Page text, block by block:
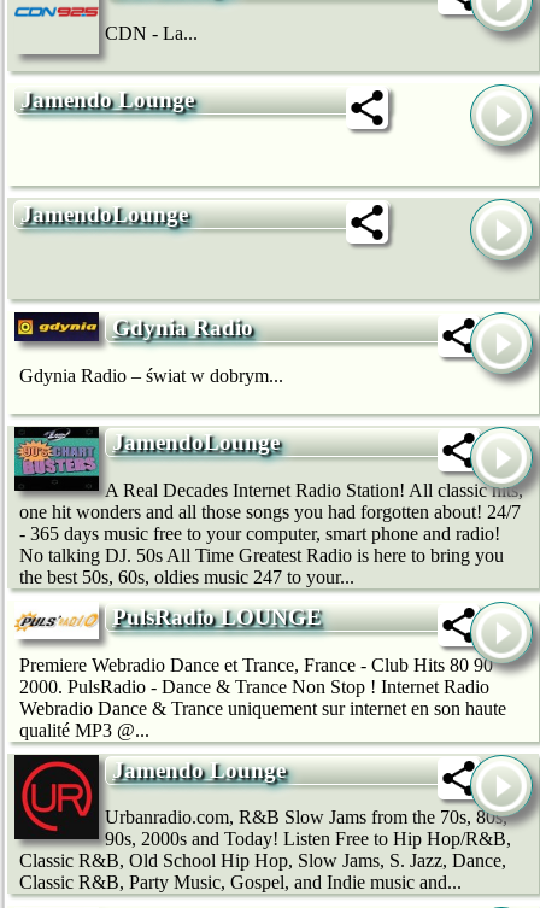
CDN - La...
Jamendo Lounge
JamendoLounge
Gdynia Radio
Gdynia Radio – świat w dobrym...
JamendoLounge
A Real Decades Internet Radio Station! All classic hits,
one hit wonders and all those songs you had forgotten about! 24/7
- 365 days music free to your computer, smart phone and radio!
No talking DJ. 50s All Time Greatest Radio is here to bring you
the best 50s, 60s, oldies music 247 to your...
PulsRadio LOUNGE
Premiere Webradio Dance et Trance, France - Club Hits 80 90
2000. PulsRadio - Dance & Trance Non Stop ! Internet Radio
Webradio Dance & Trance uniquement sur internet en son haute
qualité MP3 @...
Jamendo Lounge
Urbanradio.com, R&B Slow Jams from the 70s, 80s,
90s, 2000s and Today! Listen Free to Hip Hop/R&B,
Classic R&B, Old School Hip Hop, Slow Jams, S. Jazz, Dance,
Classic R&B, Party Music, Gospel, and Indie music and...